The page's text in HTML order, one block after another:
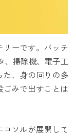
ーです。バッテ
、掃除機、電子工
、身の回りの多
ごみで出すことは
ソルが展開して